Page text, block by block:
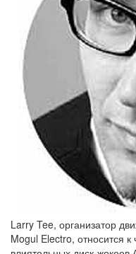
Larry Tee, организатор
Mogul Electro, относится